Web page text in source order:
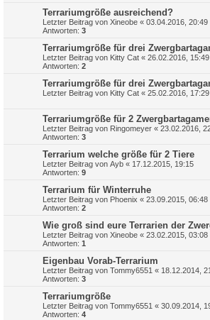
Terrariumgröße ausreichend?
Letzter Beitrag von Xineobe « 03.04.2016, 20:49
Antworten: 3
Terrariumgröße für drei
Letzter Beitrag von Kitty Cat « 26.02.2016, 15:49
Antworten: 2
Terrariumgröße für drei
Letzter Beitrag von Kitty Cat « 25.02.2016, 17:29
Terrariumgröße für 2
Letzter Beitrag von Ringomeyer « 23.02.2016,
Antworten: 3
Terrarium welche größe für 2 Tiere
Letzter Beitrag von Ayb « 17.12.2015, 19:15
Antworten: 9
Terrarium für Winterruhe
Letzter Beitrag von Phoenix « 23.09.2015, 06:48
Antworten: 2
Wie groß sind eure Terrarien der
Letzter Beitrag von Xineobe « 23.02.2015, 03:08
Antworten: 1
Eigenbau Vorab-Terrarium
Letzter Beitrag von Tommy6551 « 18.12.2014,
Antworten: 3
Terrariumgröße
Letzter Beitrag von Tommy6551 « 30.09.2014,
Antworten: 4